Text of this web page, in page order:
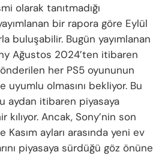
olarak tanıtmadığı
bir rapora göre Eylül
buluşabilir. Bugün yayımlanan
Ağustos 2024’ten itibaren
her PS5 oyununun
uyumlu olmasını bekliyor. Bu
aydan itibaren piyasaya
Ancak, Sony’nin son
Kasım ayları arasında yeni ev
piyasaya sürdüğü göz önüne